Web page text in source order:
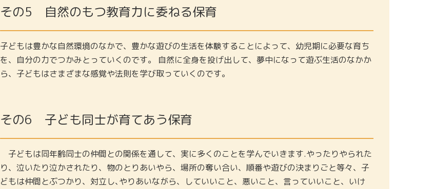
その5 自然のもつ教育力に委ねる保育
子どもは豊かな自然環境のなかで、豊かな遊びの生活を体験することによって、幼児期に必要な育ち
を、自分の力でつかみとっていくのです。 自然に全身を投げ出して、夢中になって遊ぶ生活のなかか
ら、子どもはさまざまな感覚や法則を学び取っていくのです。
その6 子ども同士が育てあう保育
子どもは同年齢同士の仲間との関係を通して、実に多くのことを学んでいきます.やったりやられた
り、泣いたり泣かされたり、物のとりあいやら、場所の奪い合い、順番や遊びの決まりごと等々、子
どもは仲間とぶつかり、対立し､やりあいながら、していいこと、悪いこと、言っていいこと、いけ